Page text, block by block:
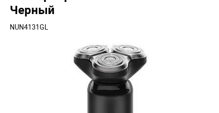
Черный
NUN4131GL